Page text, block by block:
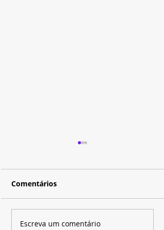
"Xica da Silva" ganha
Comentários
Escreva um comentário